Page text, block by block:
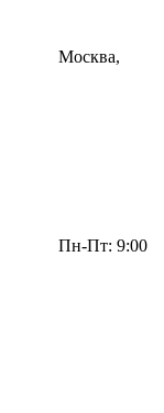
Москва,
Пн-Пт: 9:00